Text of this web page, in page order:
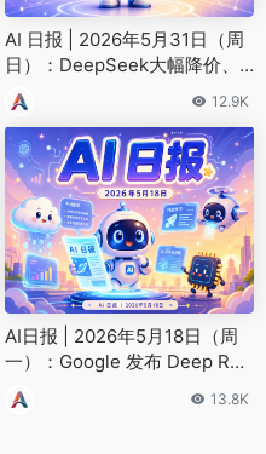
AI 日报 | 2026年5月31日（周
日）：DeepSeek大幅降价、
Meta AI挂件
12.9K
AI日报 | 2026年5月18日（周
一）：Google 发布 Deep Res
earch Max、Anthropic 推出 D
reaming 系统
13.8K